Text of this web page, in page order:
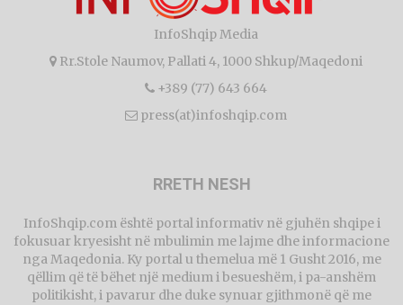
InfoShqip Media
Rr.Stole Naumov, Pallati 4, 1000 Shkup/Maqedoni
+389 (77) 643 664
press(at)infoshqip.com
RRETH NESH
InfoShqip.com është portal informativ në gjuhën shqipe i
fokusuar kryesisht në mbulimin me lajme dhe informacione
nga Maqedonia. Ky portal u themelua më 1 Gusht 2016, me
qëllim që të bëhet një medium i besueshëm, i pa-anshëm
politikisht, i pavarur dhe duke synuar gjithmonë që me